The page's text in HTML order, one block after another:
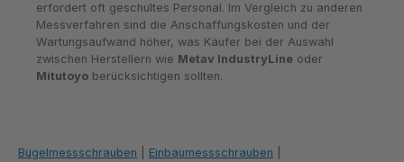
erfordert oft geschultes Personal. Im Vergleich zu anderen
Messverfahren sind die Anschaffungskosten und der
Wartungsaufwand höher, was Käufer bei der Auswahl
zwischen Herstellern wie Metav IndustryLine oder
Mitutoyo berücksichtigen sollten.
Bügelmessschrauben Einbaumessschrauben